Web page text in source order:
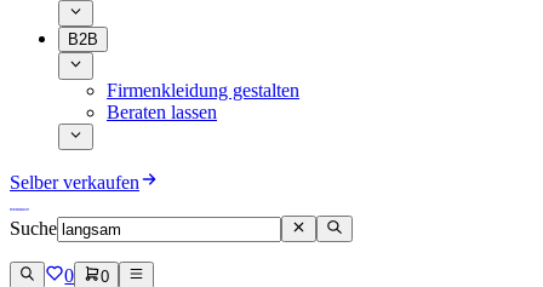
B2B
Firmenkleidung gestalten
Beraten lassen
Selber verkaufen
Suche
0 0